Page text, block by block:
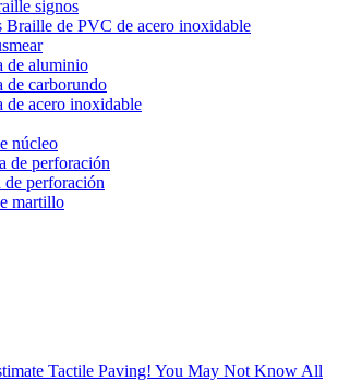
signos
Braille de PVC de acero inoxidable
de aluminio
de carborundo
de acero inoxidable
núcleo
de perforación
de perforación
martillo
Tactile Paving! You May Not Know All